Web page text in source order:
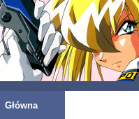
Główna